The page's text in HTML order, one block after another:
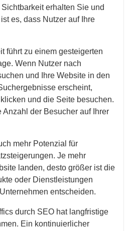
erhalten Sie und
es, dass Nutzer auf Ihre
führt zu einem gesteigerten
Wenn Nutzer nach
und Ihre Website in den
erscheint,
und die Seite besuchen.
Anzahl der Besucher auf Ihrer
mehr Potenzial für
Je mehr
landen, desto größer ist die
oder Dienstleistungen
entscheiden.
durch SEO hat langfristige
Ein kontinuierlicher